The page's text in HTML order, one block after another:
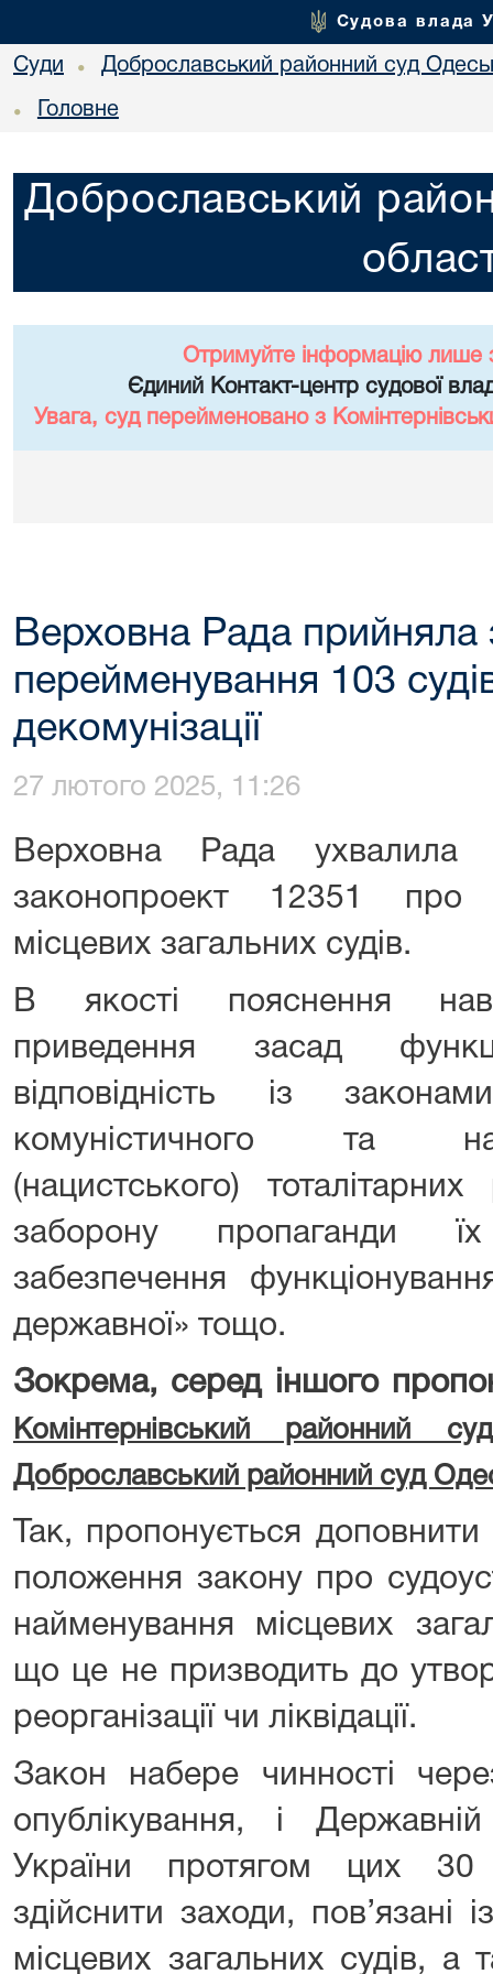
Судова влада
Суди • Доброславський районний суд
• Головне
Доброславський
Отримуйте інформацію лише
Єдиний Контакт-центр судової
Увага, суд перейменовано з
Верховна Рада прийняла
перейменування 103
декомунізації
27 лютого 2025, 11:26
Верховна Рада
законопроект 12351 про
місцевих загальних судів.
В якості пояснення
приведення засад
відповідність із
комуністичного та
(нацистського)
заборону пропаганди
забезпечення
державної» тощо.
Зокрема, серед іншого
Комінтернівський районний
Доброславський районний суд
Так, пропонується доповнити
положення закону про
найменування місцевих
що це не призводить до
реорганізації чи ліквідації.
Закон набере чинності
опублікування, і Державній
України протягом цих
здійснити заходи, пов’язані
місцевих загальних судів, а